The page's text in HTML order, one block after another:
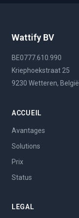
Wattify BV
BE0777.610.990
Kriephoekstraat 25
9230 Wetteren, België
ACCUEIL
Avantages
Solutions
Prix
Status
LEGAL